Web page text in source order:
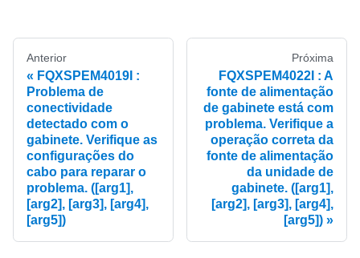
Anterior
FQXSPEM4019I :
Problema de
conectividade
detectado com o
gabinete. Verifique as
configurações do
cabo para reparar o
problema. ([arg1],
[arg2], [arg3], [arg4],
[arg5])
Próxima
FQXSPEM4022I : A
fonte de alimentação
de gabinete está com
problema. Verifique a
operação correta da
fonte de alimentação
da unidade de
gabinete. ([arg1],
[arg2], [arg3], [arg4],
[arg5])